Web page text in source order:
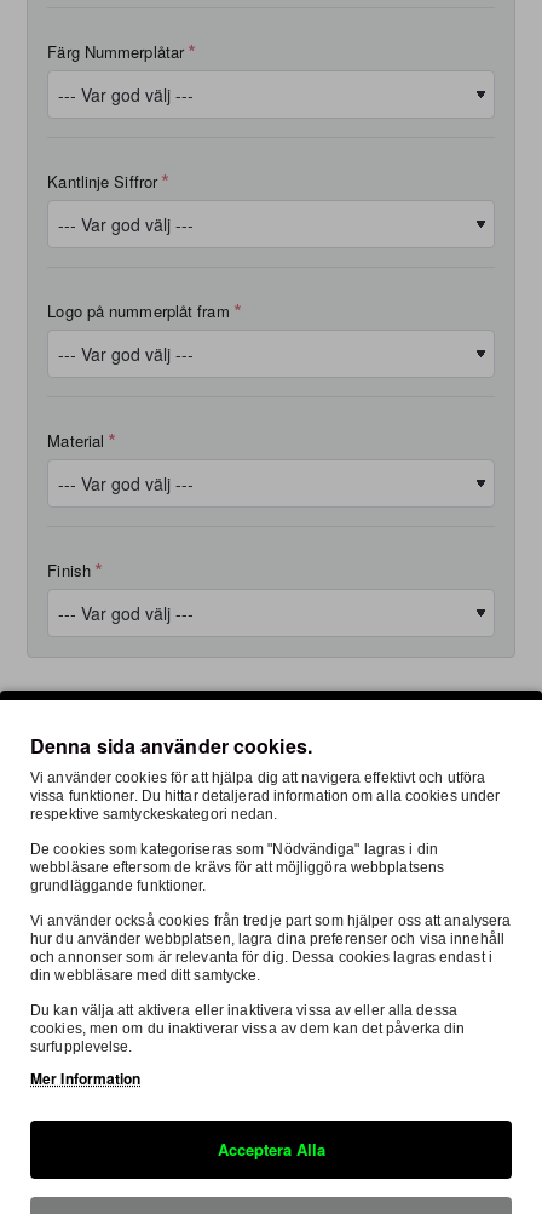
Färg Nummerplåtar
Kantlinje Siffror
Logo på nummerplåt fram
Material
Finish
Butikslager
Leveransinformation
Leveransinformation Dekaler
Dekalkit produceras på beställning och skickas oftast
efter 2-3 arbetsdagar. Vi gör alltid vårt bästa för att du
ska få dina beställningar så snabbt som möjligt!
Fri frakt över 999kr
Ställ en fråga om produkten här
Denna sida använder cookies.
Vi använder cookies för att hjälpa dig att navigera effektivt och utföra
vissa funktioner. Du hittar detaljerad information om alla cookies under
respektive samtyckeskategori nedan.
De cookies som kategoriseras som "Nödvändiga" lagras i din
webbläsare eftersom de krävs för att möjliggöra webbplatsens
grundläggande funktioner.
Vi använder också cookies från tredje part som hjälper oss att analysera
hur du använder webbplatsen, lagra dina preferenser och visa innehåll
och annonser som är relevanta för dig. Dessa cookies lagras endast i
din webbläsare med ditt samtycke.
Du kan välja att aktivera eller inaktivera vissa av eller alla dessa
cookies, men om du inaktiverar vissa av dem kan det påverka din
surfupplevelse.
Mer Information
Acceptera Alla